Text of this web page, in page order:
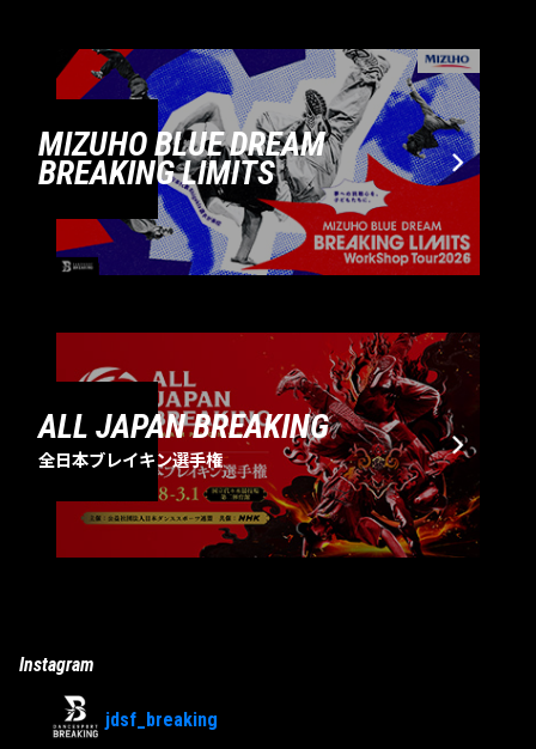
MIZUHO BLUE DREAM
BREAKING LIMITS
ALL JAPAN BREAKING
全日本ブレイキン選手権
Instagram
jdsf_breaking